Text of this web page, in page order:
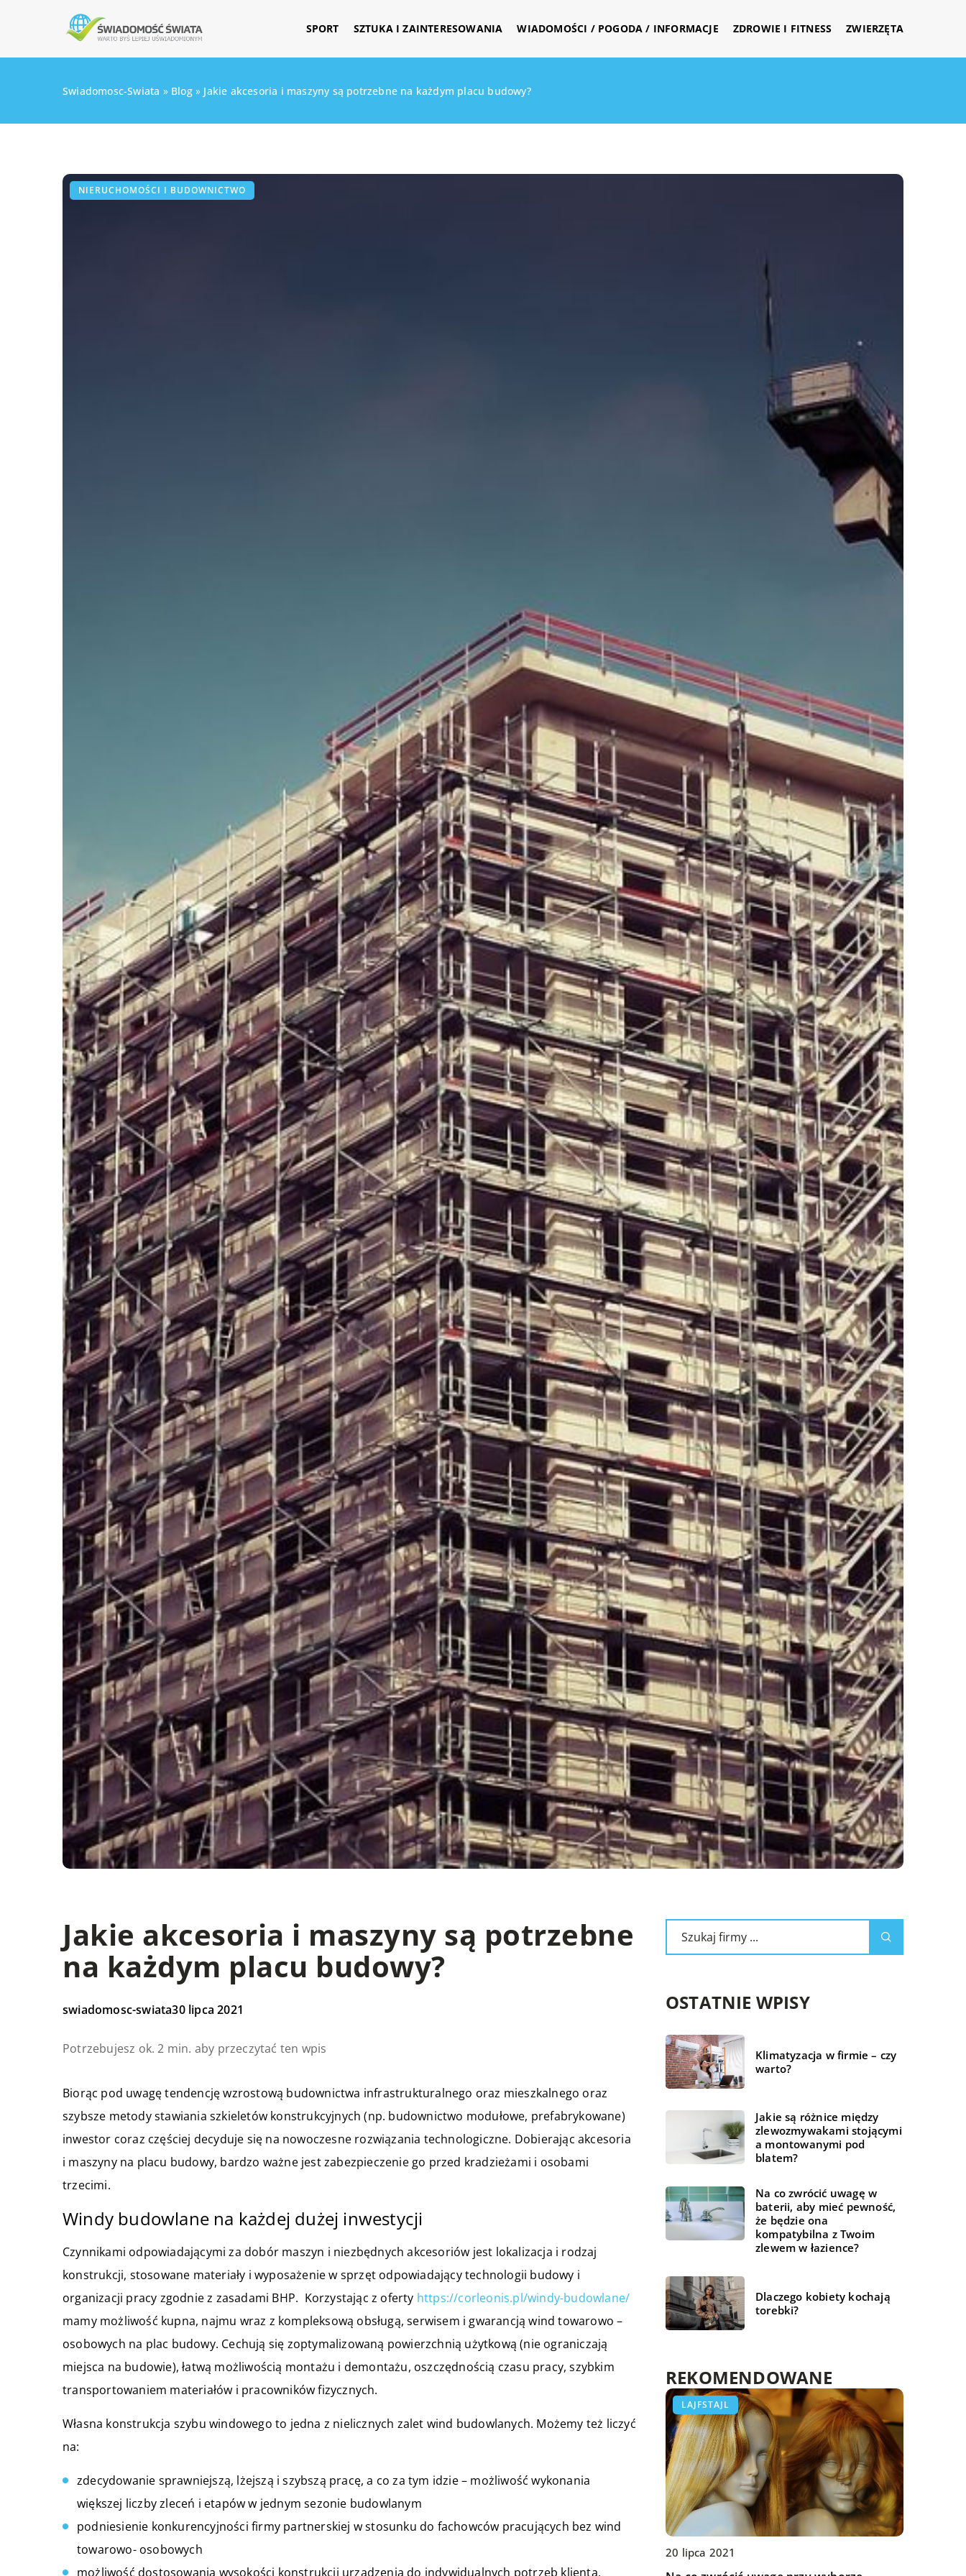
SPORT SZTUKA I ZAINTERESOWANIA WIADOMOŚCI / POGODA / INFORMACJE ZDROWIE I FITNESS ZWIERZĘTA
Swiadomosc-Swiata » Blog» Jakie akcesoria i maszyny są potrzebne na każdym placu budowy?
NIERUCHOMOŚCI I BUDOWNICTWO
Jakie akcesoria i maszyny są potrzebne
na każdym placu budowy?
swiadomosc-swiata30 lipca 2021
Potrzebujesz ok. 2 min. aby przeczytać ten wpis
Biorąc pod uwagę tendencję wzrostową budownictwa infrastrukturalnego oraz mieszkalnego oraz
szybsze metody stawiania szkieletów konstrukcyjnych (np. budownictwo modułowe, prefabrykowane)
inwestor coraz częściej decyduje się na nowoczesne rozwiązania technologiczne. Dobierając akcesoria
i maszyny na placu budowy, bardzo ważne jest zabezpieczenie go przed kradzieżami i osobami
trzecimi.
Windy budowlane na każdej dużej inwestycji
Czynnikami odpowiadającymi za dobór maszyn i niezbędnych akcesoriów jest lokalizacja i rodzaj
konstrukcji, stosowane materiały i wyposażenie w sprzęt odpowiadający technologii budowy i
organizacji pracy zgodnie z zasadami BHP. Korzystając z oferty https://corleonis.pl/windy-budowlane/
mamy możliwość kupna, najmu wraz z kompleksową obsługą, serwisem i gwarancją wind towarowo –
osobowych na plac budowy. Cechują się zoptymalizowaną powierzchnią użytkową (nie ograniczają
miejsca na budowie), łatwą możliwością montażu i demontażu, oszczędnością czasu pracy, szybkim
transportowaniem materiałów i pracowników fizycznych.
Własna konstrukcja szybu windowego to jedna z nielicznych zalet wind budowlanych. Możemy też liczyć
na:
zdecydowanie sprawniejszą, lżejszą i szybszą pracę, a co za tym idzie – możliwość wykonania
większej liczby zleceń i etapów w jednym sezonie budowlanym
podniesienie konkurencyjności firmy partnerskiej w stosunku do fachowców pracujących bez wind
towarowo- osobowych
możliwość dostosowania wysokości konstrukcji urządzenia do indywidualnych potrzeb klienta,
OSTATNIE WPISY
Klimatyzacja w firmie – czy
warto?
Jakie są różnice między
zlewozmywakami stojącymi
a montowanymi pod
blatem?
Na co zwrócić uwagę w
baterii, aby mieć pewność,
że będzie ona
kompatybilna z Twoim
zlewem w łazience?
Dlaczego kobiety kochają
torebki?
REKOMENDOWANE
ZDROWIE I DIETA
24 września 2019
LAJFSTAJL
20 lipca 2021
LAJFSTAJL